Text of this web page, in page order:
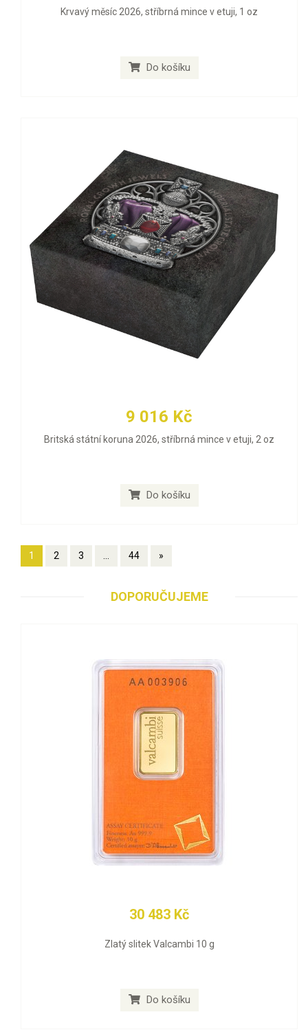
Krvavý měsíc 2026, stříbrná mince v etuji, 1 oz
Do košíku
9 016 Kč
Britská státní koruna 2026, stříbrná mince v etuji, 2 oz
Do košíku
1 2 3 ... 44 »
DOPORUČUJEME
30 483 Kč
Zlatý slitek Valcambi 10 g
Do košíku